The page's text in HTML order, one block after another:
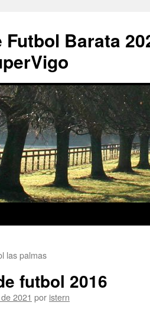
Futbol Barata
las palmas
futbol 2016
2021 por istern